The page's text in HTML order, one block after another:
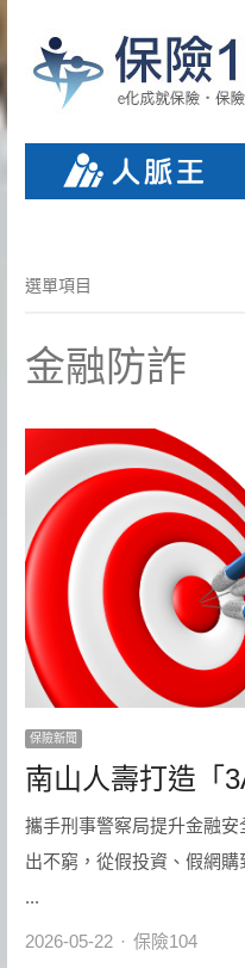
選
目
選單項目
金融防詐
保險新聞
南山人壽打造「
攜手刑事警察局提升金融
出不窮，從假投資、假網
...
2026-05-22 Author
保險104